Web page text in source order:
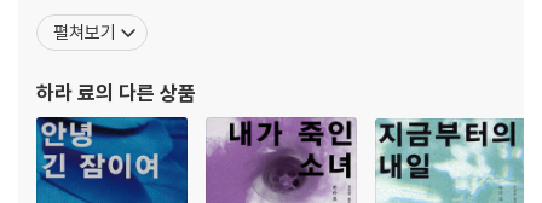
을 들였다. 데뷔작 『그리고 밤은 되살아난다』는 중년의 사립탐정 ‘사
와자키’가 주인공으로 등장하는 하드보일드물로, 문단에 신선한 바
발표한 탐정 사와자키 시리즈 두 번째 작품 『내가 죽인 소
펼쳐보기
하라 료의 다른 상품